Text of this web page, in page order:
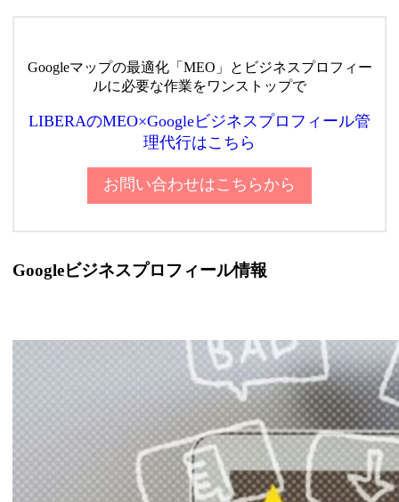
Googleマップの最適化「MEO」とビジネスプロフィー
ルに必要な作業をワンストップで
LIBERAのMEO×Googleビジネスプロフィール管
理代行はこちら
お問い合わせはこちらから
Googleビジネスプロフィール情報